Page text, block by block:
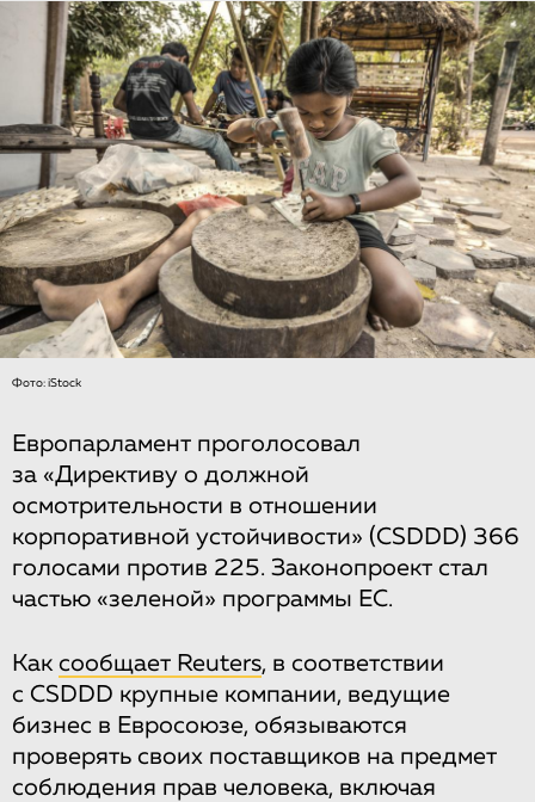
Фото: iStock
Европарламент проголосовал
за «Директиву о должной
осмотрительности в отношении
корпоративной устойчивости» (CSDDD) 366
голосами против 225. Законопроект стал
частью «зеленой» программы ЕС.
Как сообщает Reuters, в соответствии
с CSDDD крупные компании, ведущие
бизнес в Евросоюзе, обязываются
проверять своих поставщиков на предмет
соблюдения прав человека, включая